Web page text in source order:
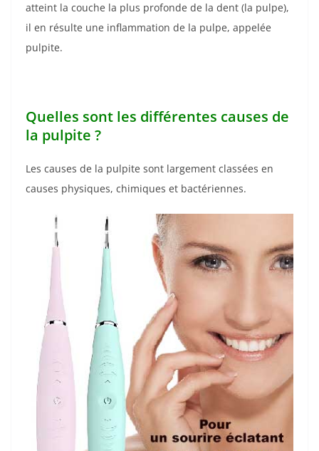
atteint la couche la plus profonde de la dent (la pulpe),
il en résulte une inflammation de la pulpe, appelée
pulpite.
Quelles sont les différentes causes de
la pulpite ?
Les causes de la pulpite sont largement classées en
causes physiques, chimiques et bactériennes.